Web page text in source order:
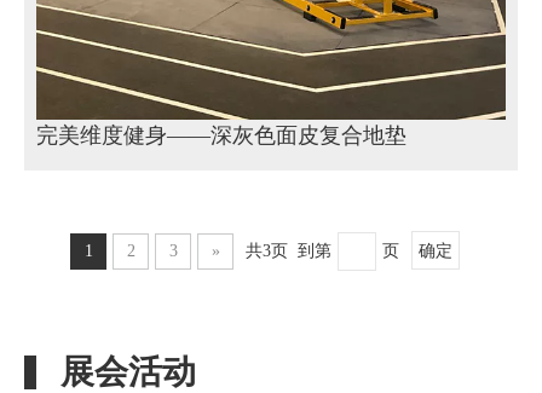
完美维度健身——深灰色面皮复合地垫
1 2 3 » 共3页 到第 页 确定
展会活动